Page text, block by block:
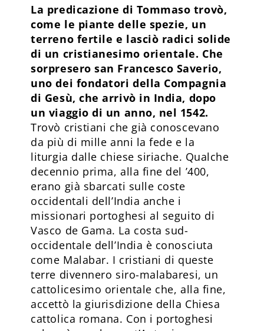
La predicazione di Tommaso trovò,
come le piante delle spezie, un
terreno fertile e lasciò radici solide
di un cristianesimo orientale. Che
sorpresero san Francesco Saverio,
uno dei fondatori della Compagnia
di Gesù, che arrivò in India, dopo
un viaggio di un anno, nel 1542.
Trovò cristiani che già conoscevano
da più di mille anni la fede e la
liturgia dalle chiese siriache. Qualche
decennio prima, alla fine del ’400,
erano già sbarcati sulle coste
occidentali dell’India anche i
missionari portoghesi al seguito di
Vasco de Gama. La costa sud-
occidentale dell’India è conosciuta
come Malabar. I cristiani di queste
terre divennero siro-malabaresi, un
cattolicesimo orientale che, alla fine,
accettò la giurisdizione della Chiesa
cattolica romana. Con i portoghesi